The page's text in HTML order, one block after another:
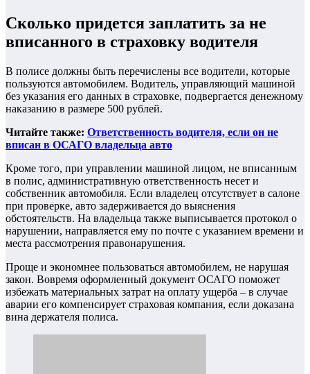
Сколько придется заплатить за не
вписанного в страховку водителя
В полисе должны быть перечислены все водители, которые
пользуются автомобилем. Водитель, управляющий машиной
без указания его данных в страховке, подвергается денежному
наказанию в размере 500 рублей.
Читайте также: Ответственность водителя, если он не
вписан в ОСАГО владельца авто
Кроме того, при управлении машиной лицом, не вписанным
в полис, административную ответственность несет и
собственник автомобиля. Если владелец отсутствует в салоне
при проверке, авто задерживается до выяснения
обстоятельств. На владельца также выписывается протокол о
нарушении, направляется ему по почте с указанием времени и
места рассмотрения правонарушения.
Проще и экономнее пользоваться автомобилем, не нарушая
закон. Вовремя оформленный документ ОСАГО поможет
избежать материальных затрат на оплату ущерба – в случае
аварии его компенсирует страховая компания, если доказана
вина держателя полиса.